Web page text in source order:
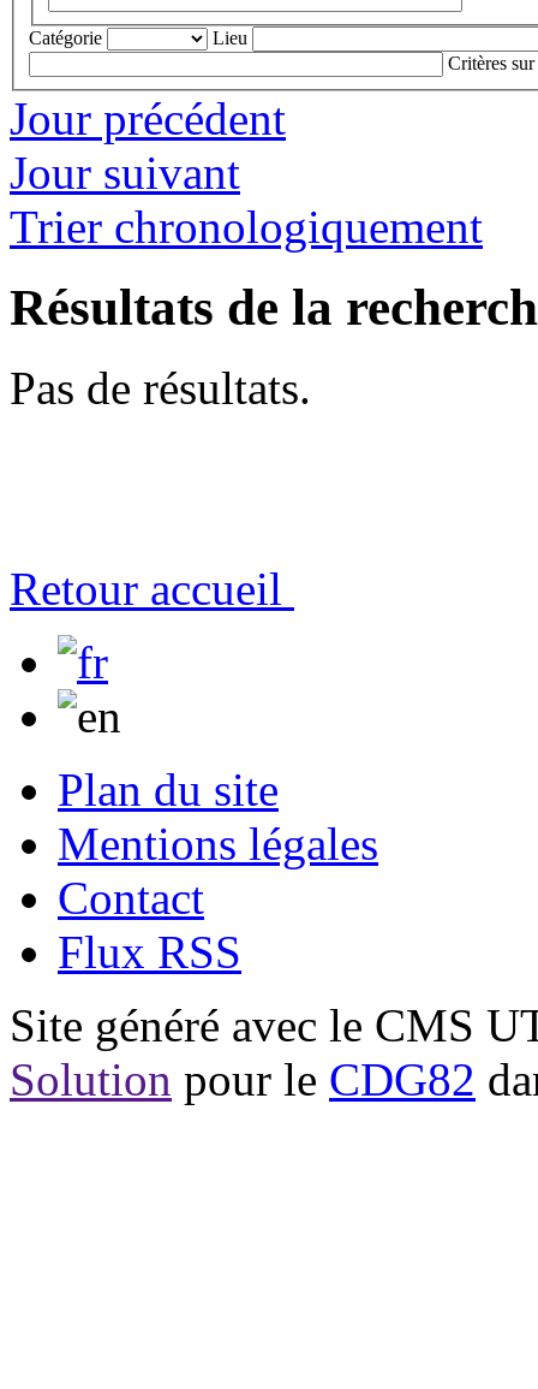
Catégorie
Lieu
Critères sur
Jour précédent
Jour suivant
Trier chronologiquement
Résultats de la
Pas de résultats.
Retour accueil
Plan du site
Mentions légales
Contact
Flux RSS
Site généré avec le CMS
Solution pour le CDG82